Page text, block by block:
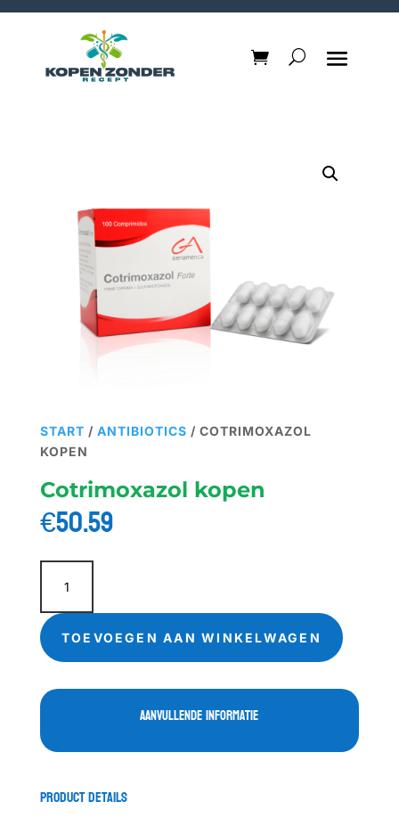
START / ANTIBIOTICS / COTRIMOXAZOL
KOPEN
Cotrimoxazol kopen
€50.59
Cotrimoxazol
kopen
aantal
TOEVOEGEN AAN WINKELWAGEN
Aanvullende informatie
Product Details